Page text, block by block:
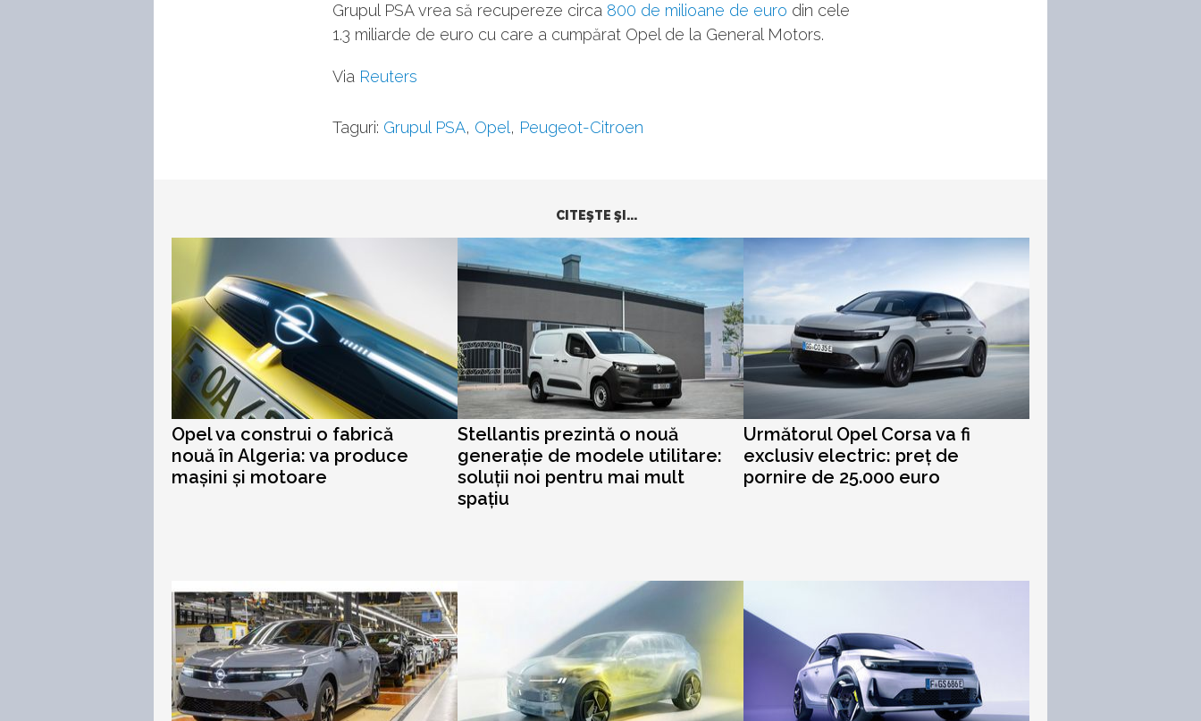
Grupul PSA vrea să recupereze circa 800 de milioane de euro din cele
1.3 miliarde de euro cu care a cumpărat Opel de la General Motors.
Via Reuters
Taguri: Grupul PSA, Opel , Peugeot-Citroen
CITEŞTE ŞI...
Opel va construi o fabrică
nouă în Algeria: va produce
mașini și motoare
Stellantis prezintă o nouă
generație de modele utilitare:
soluții noi pentru mai mult
spațiu
Următorul Opel Corsa va fi
exclusiv electric: preț de
pornire de 25.000 euro